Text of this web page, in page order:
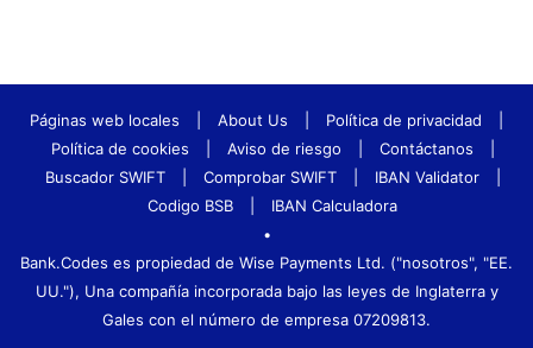
Páginas web locales About Us Política de privacidad
Política de cookies
Aviso de riesgo Contáctanos
Buscador SWIFT
Comprobar SWIFT IBAN Validator
Codigo BSB
IBAN Calculadora
•
Bank.Codes es propiedad de Wise Payments Ltd. ("nosotros", "EE.
UU."), Una compañía incorporada bajo las leyes de Inglaterra y
Gales con el número de empresa 07209813.